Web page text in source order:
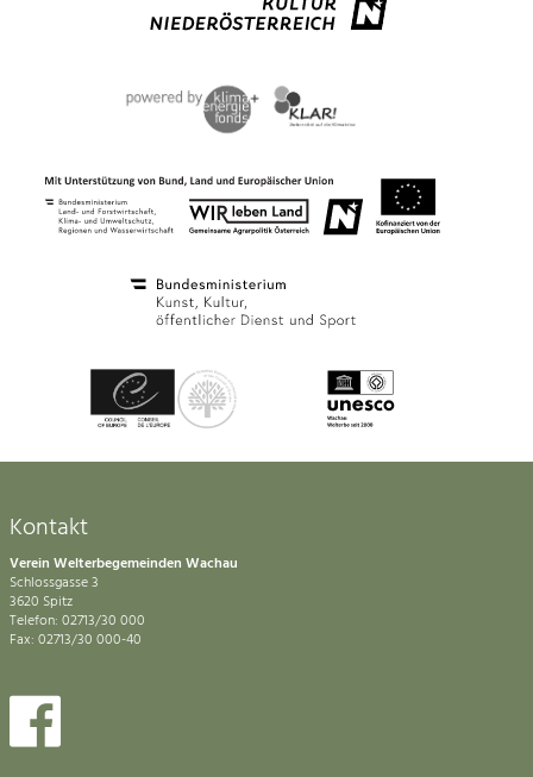
Kontakt
Verein Welterbegemeinden Wachau
Schlossgasse 3
3620 Spitz
Telefon: 02713/30 000
Fax: 02713/30 000-40